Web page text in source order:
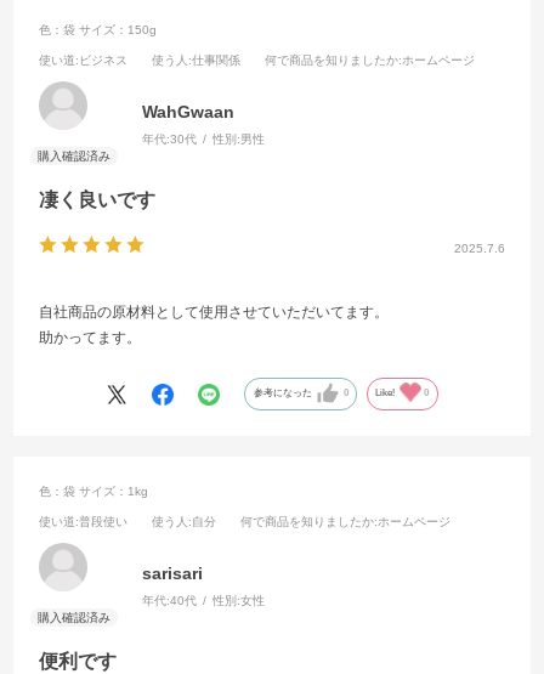
2025.7.6
凄く良いです
色：袋 サイズ：150g
使い道:ビジネス 使う人 :仕事関係 何で商品を知りましたか:ホームページ
WahGwaan
年代:30代 性別:男性
自社商品の原材料として使用させていただいてます。
助かってます。
参考になった 0 Like! 0
便利です
色：袋 サイズ：1kg
使い道:普段使い 使う人 :自分 何で商品を知りましたか:ホームページ
sarisari
年代:40代 性別:女性